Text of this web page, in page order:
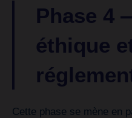
Phase 4
éthique
Cette phase se mène en